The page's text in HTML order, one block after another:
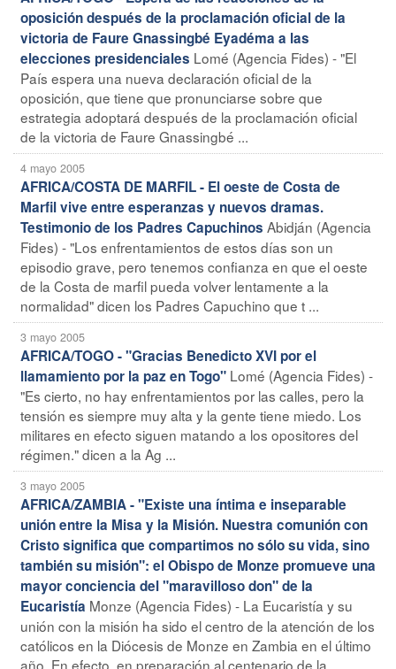
oposición después de la proclamación oficial de la
victoria de Faure Gnassingbé Eyadéma a las
elecciones presidenciales Lomé (Agencia Fides) - "El
País espera una nueva declaración oficial de la
oposición, que tiene que pronunciarse sobre que
estrategia adoptará después de la proclamación oficial
de la victoria de Faure Gnassingbé ...
4 mayo 2005
AFRICA/COSTA DE MARFIL - El oeste de Costa de
Marfil vive entre esperanzas y nuevos dramas.
Testimonio de los Padres Capuchinos Abidján (Agencia
Fides) - "Los enfrentamientos de estos días son un
episodio grave, pero tenemos confianza en que el oeste
de la Costa de marfil pueda volver lentamente a la
normalidad" dicen los Padres Capuchino que t ...
3 mayo 2005
AFRICA/TOGO - "Gracias Benedicto XVI por el
llamamiento por la paz en Togo" Lomé (Agencia Fides) -
"Es cierto, no hay enfrentamientos por las calles, pero la
tensión es siempre muy alta y la gente tiene miedo. Los
militares en efecto siguen matando a los opositores del
régimen." dicen a la Ag ...
3 mayo 2005
AFRICA/ZAMBIA - "Existe una íntima e inseparable
unión entre la Misa y la Misión. Nuestra comunión con
Cristo significa que compartimos no sólo su vida, sino
también su misión": el Obispo de Monze promueve una
mayor conciencia del "maravilloso don" de la
Eucaristía Monze (Agencia Fides) - La Eucaristía y su
unión con la misión ha sido el centro de la atención de los
católicos en la Diócesis de Monze en Zambia en el último
año. En efecto, en preparación al centenario de la ...